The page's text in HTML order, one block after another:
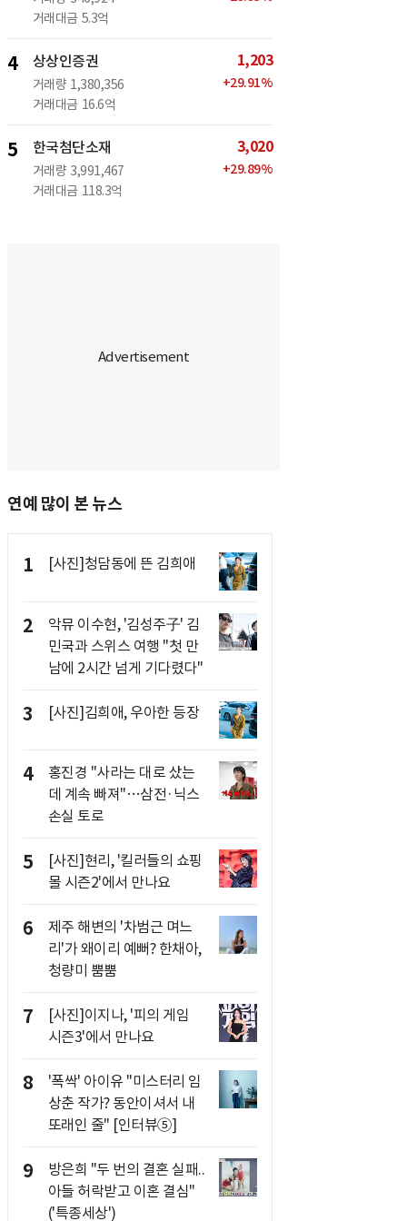
거래대금 5.3억
4 상상인증권
거래량 1,380,356
거래대금 16.6억
1,203
+29.91%
5 한국첨단소재
거래량 3,991,467
거래대금 118.3억
3,020
+29.89%
연예 많이 본 뉴스
1 [사진]청담동에 뜬 김희애
2
악뮤 이수현, '김성주子' 김
민국과 스위스 여행 "첫 만
남에 2시간 넘게 기다렸다"
3 [사진]김희애, 우아한 등장
4
홍진경 "사라는 대로 샀는
데 계속 빠져"…삼전·닉스
손실 토로
5
[사진]현리, '킬러들의 쇼핑
몰 시즌2'에서 만나요
6
제주 해변의 '차범근 며느
리'가 왜이리 예뻐? 한채아,
청량미 뿜뿜
7
[사진]이지나, '피의 게임
시즌3'에서 만나요
8
'폭싹' 아이유 "미스터리 임
상춘 작가? 동안이셔서 내
또래인 줄" [인터뷰⑤]
9
방은희 "두 번의 결혼 실패..
아들 허락받고 이혼 결심"
('특종세상')